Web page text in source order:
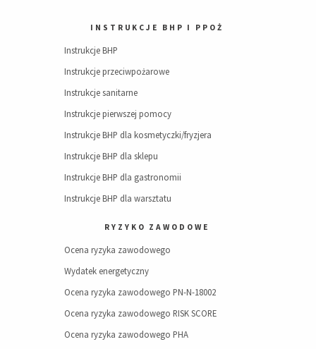
INSTRUKCJE BHP I PPOŻ
Instrukcje BHP
Instrukcje przeciwpożarowe
Instrukcje sanitarne
Instrukcje pierwszej pomocy
Instrukcje BHP dla kosmetyczki/fryzjera
Instrukcje BHP dla sklepu
Instrukcje BHP dla gastronomii
Instrukcje BHP dla warsztatu
RYZYKO ZAWODOWE
Ocena ryzyka zawodowego
Wydatek energetyczny
Ocena ryzyka zawodowego PN-N-18002
Ocena ryzyka zawodowego RISK SCORE
Ocena ryzyka zawodowego PHA